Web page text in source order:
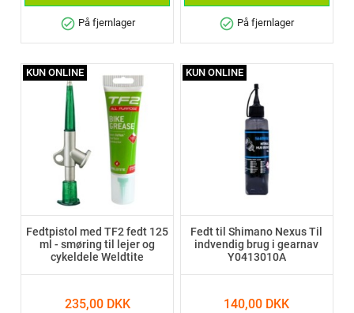
check_circle På fjernlager check_circle På fjernlager
Fedtpistol med TF2 fedt 125
ml - smøring til lejer og
cykeldele Weldtite
235,00 DKK
KUN ONLINE
Fedt til Shimano Nexus Til
indvendig brug i gearnav
Y0413010A
140,00 DKK
KUN ONLINE